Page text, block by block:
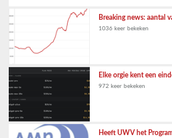
Breaking news: aantal
1036 keer bekeken
Elke orgie kent een
972 keer bekeken
Heeft UWV het